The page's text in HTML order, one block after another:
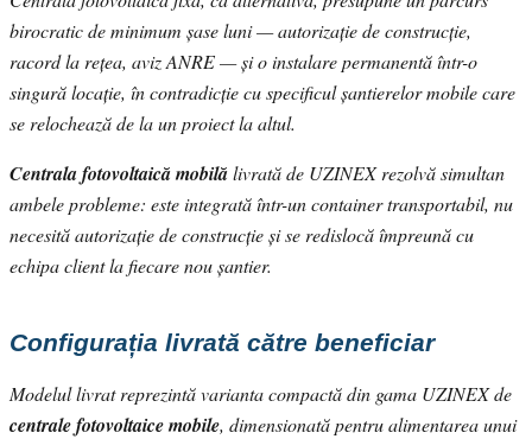
birocratic de minimum șase luni — autorizație de construcție,
racord la rețea, aviz ANRE — și o instalare permanentă într-o
singură locație, în contradicție cu specificul șantierelor mobile care
se relochează de la un proiect la altul.
Centrala fotovoltaică mobilălivrată de UZINEX rezolvă simultan
ambele probleme: este integrată într-un container transportabil, nu
necesită autorizație de construcție și se redislocă împreună cu
echipa client la fiecare nou șantier.
Configurația livrată către beneficiar
Modelul livrat reprezintă varianta compactă din gama UZINEX de
centrale fotovoltaice mobile, dimensionată pentru alimentarea unui